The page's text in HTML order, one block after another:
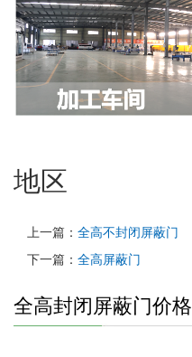
地区
上一篇： 全高不封闭屏蔽门
下一篇： 全高屏蔽门
全高封闭屏蔽门价格